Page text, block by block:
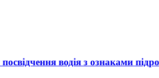
водія з ознаками